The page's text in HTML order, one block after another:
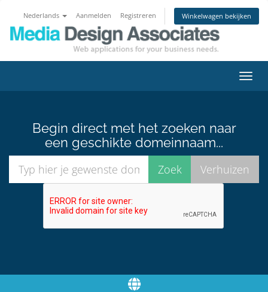
Nederlands Aanmelden Registreren Winkelwagen bekijken
in-/
Begin direct met het zoeken naar
een geschikte domeinnaam...